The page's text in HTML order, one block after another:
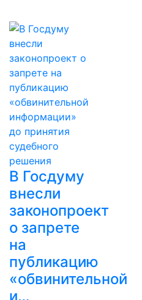
В Госдуму
внесли
законопроект
о запрете
на
публикацию
«обвинительной
и…